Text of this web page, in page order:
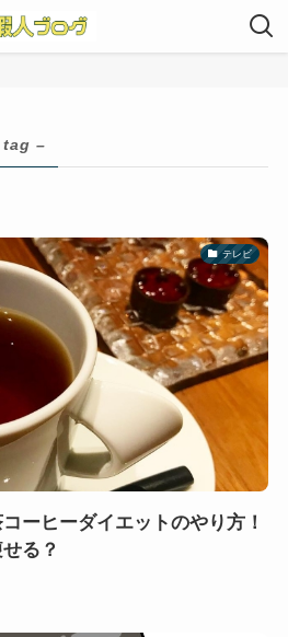
tag –
テレビ
ーヒーダイエットのやり方！
る？